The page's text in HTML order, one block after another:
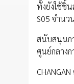
ทั้งยังใช้ชิ้
S05 จำนว
สนับสนุนกา
ศูนย์กลาง